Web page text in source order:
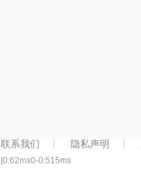
联系我们 隐私声明
[0:62ms0-0:515ms